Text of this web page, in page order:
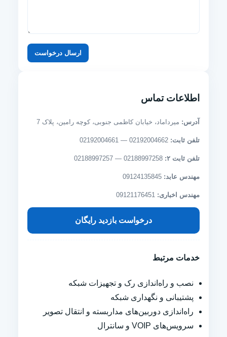
ارسال درخواست
اطلاعات تماس
آدرس: میرداماد، خیابان کاظمی جنوبی، کوچه رامین، پلاک 7
تلفن ثابت:
تلفن ثابت ۲:
مهندس عابد:
مهندس اخباری:
درخواست بازدید رایگان
خدمات مرتبط
نصب و راه‌اندازی رک و تجهیزات شبکه
پشتیبانی و نگهداری شبکه
راه‌اندازی دوربین‌های مداربسته و انتقال تصویر
سرویس‌های VOIP و سانترال